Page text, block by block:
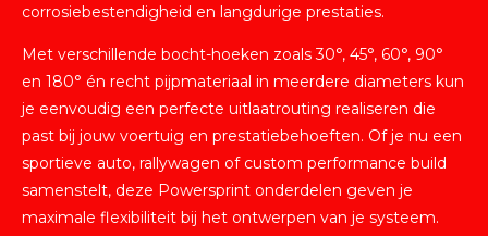
corrosiebestendigheid en langdurige prestaties.
Met verschillende bocht-hoeken zoals 30°, 45°, 60°, 90°
en 180° én recht pijpmateriaal in meerdere diameters kun
je eenvoudig een perfecte uitlaatrouting realiseren die
past bij jouw voertuig en prestatiebehoeften. Of je nu een
sportieve auto, rallywagen of custom performance build
samenstelt, deze Powersprint onderdelen geven je
maximale flexibiliteit bij het ontwerpen van je systeem.